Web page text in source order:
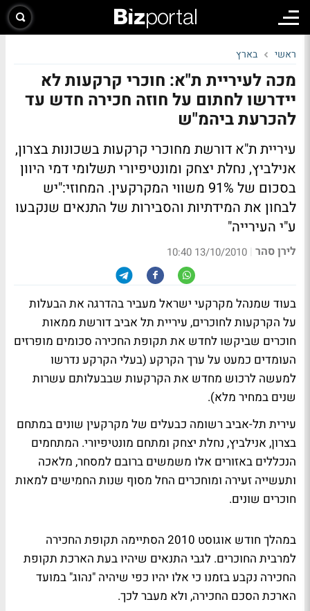
ראשי בארץ
מכה לעיריית ת"א: חוכרי קרקעות לא
יידרשו לחתום על חוזה חכירה חדש עד
להכרעת ביהמ"ש
עיריית ת"א דורשת מחוכרי קרקעות בשכונות בצרון,
אנילביץ, נחלת יצחק ומונטיפיורי תשלומי דמי היוון
בסכום של 91% משווי המקרקעין. המחוזי:
"יש
לבחון את המידתיות והסבירות של התנאים שנקבעו
ע"י העירייה"
לירן סהר |
13/10/2010 10:40
בעוד שמנהל מקרקעי ישראל מעביר בהדרגה את הבעלות
על הקרקעות לחוכרים, עיריית תל אביב דורשת ממאות
חוכרים שביקשו לחדש את תקופת החכירה סכומים מופרזים
העומדים כמעט על ערך הקרקע (בעלי הקרקע נדרשו
למעשה לרכוש מחדש את הקרקעות שבבעלותם עשרות
שנים במחיר מלא).
עירית תל-אביב רשומה כבעלים של מקרקעין שונים במתחם
בצרון, אנילביץ, נחלת יצחק ומתחם מונטיפיורי. המתחמים
הנכללים באזורים אלו משמשים ברובם למסחר, מלאכה
ותעשייה זעירה ומוחכרים החל מסוף שנות החמישים למאות
חוכרים שונים.
במהלך חודש אוגוסט 2010 הסתיימה תקופת החכירה
למרבית החוכרים. לגבי התנאים שיהיו בעת הארכת תקופת
החכירה נקבע בזמנו כי אלו יהיו כפי שיהיה "נהוג" במועד
הארכת הסכם החכירה, ולא מעבר לכך.